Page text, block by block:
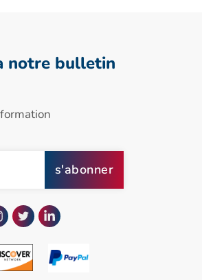
notre bulletin
s'abonner